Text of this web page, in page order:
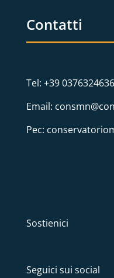
Contatti
Tel: +39 0376324636
Email:
Pec:
Sostienici
Seguici sui social